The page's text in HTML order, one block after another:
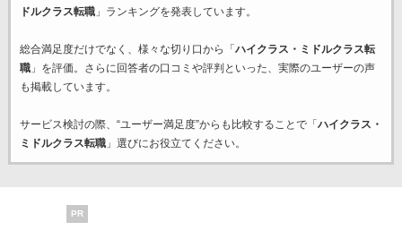
ドルクラス転職」ランキングを発表しています。
総合満足度だけでなく、様々な切り口から「 ハイクラス・ミドルクラス転
職」を評価。さらに回答者の口コミや評判といった、実際のユーザーの声
も掲載しています。
サービス検討の際、“ユーザー満足度”からも比較することで「 ハイクラス・
ミドルクラス転職」選びにお役立てください。
PR